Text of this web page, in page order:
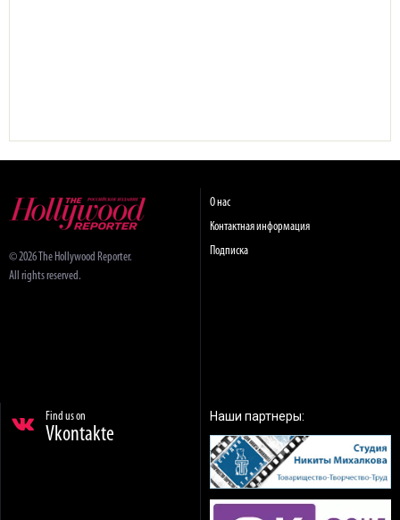
© 2026 The Hollywood Reporter.
All rights reserved.
О нас
Контактная информация
Подписка
Find us on
Vkontakte
Наши партнеры: